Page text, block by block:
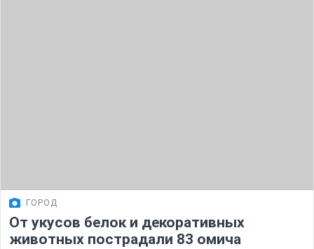
ГОРОД
От укусов белок и декоративных
животных пострадали 83 омича